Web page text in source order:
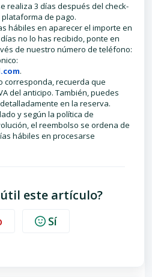
realiza 3 días después del check-
de pago.
hábiles en aparecer el importe en
no lo has recibido, ponte en
de nuestro número de teléfono:
.
corresponda, recuerda que
del anticipo. También, puedes
en la reserva.
y según la política de
el reembolso se ordena de
hábiles en procesarse
útil este artículo?
Sí